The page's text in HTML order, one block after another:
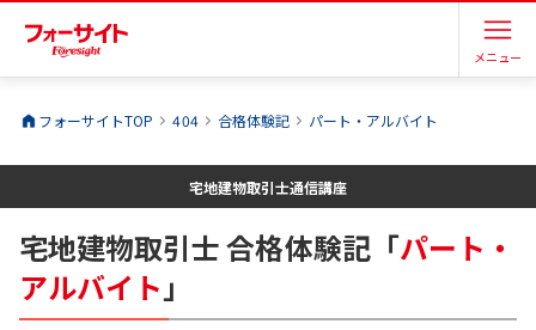
メニュー
フォーサイトTOP 404 合格体験記 パート・アルバイト
宅地建物取引士通信講座
宅地建物取引士合格体験記「パート・
アルバイト」